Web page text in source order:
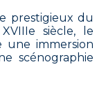
prestigieux du
siècle, le
une immersion
scénographie